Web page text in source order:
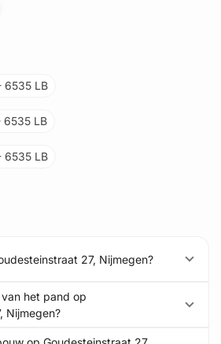
6535 LB
6535 LB
6535 LB
27, Nijmegen?
het pand op
Nijmegen?